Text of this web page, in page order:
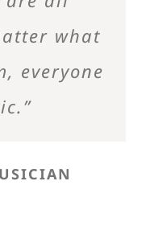
what
everyone